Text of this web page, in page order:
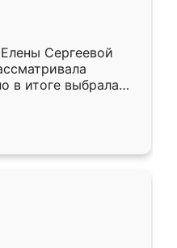
Сергеевой
в итоге выбрала
условия, потом
спокойно объяснил
в срок, с
осталась
так, как и ожидала.